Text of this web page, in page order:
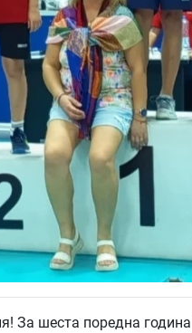
За шеста поредна